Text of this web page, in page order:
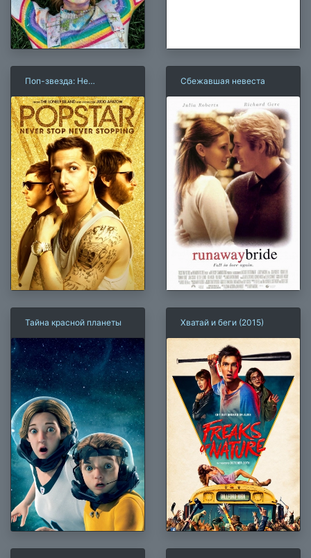
Поп-звезда: Не
останавливайся
Сбежавшая невеста
Тайна красной планеты Хватай и беги (2015)